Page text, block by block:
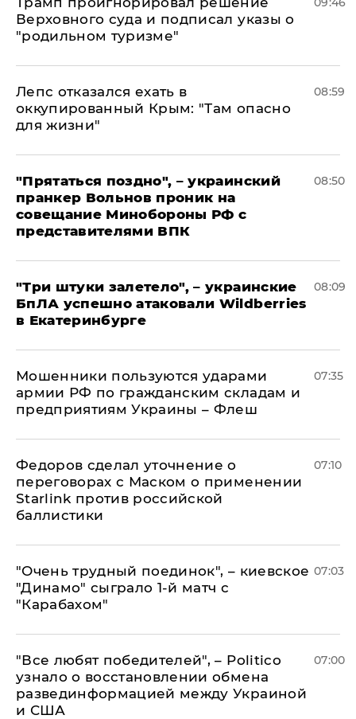
Верховного суда и подписал указы о
"родильном туризме"
Лепс отказался ехать в
оккупированный Крым: "Там опасно
для жизни"
08:59
"Прятаться поздно", – украинский
пранкер Вольнов проник на
совещание Минобороны РФ с
представителями ВПК
08:50
"Три штуки залетело", – украинские
БпЛА успешно атаковали Wildberries
в Екатеринбурге
08:09
Мошенники пользуются ударами
армии РФ по гражданским складам и
предприятиям Украины – Флеш
07:35
Федоров сделал уточнение о
переговорах с Маском о применении
Starlink против российской
баллистики
07:10
"Очень трудный поединок", – киевское
"Динамо" сыграло 1-й матч с
"Карабахом"
07:03
​"Все любят победителей", – Politico
узнало о восстановлении обмена
развединформацией между Украиной
и США
07:00